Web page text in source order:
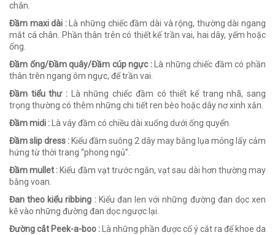
chân.
Đầm maxi dài :Là những chiếc đầm dài và rộng, thường dài ngang
mắt cá chân. Phần thân trên có thiết kế trần vai, hai dây, yếm hoặc
ống.
Đầm ống/Đầm quây/Đầm cúp ngực :Là những chiếc đầm có phần
thân trên ngang ôm ngực, để trần vai.
Đầm tiểu thư : Là những chiếc đầm có thiết kế trang nhã, sang
trọng thường có thêm những chi tiết ren bèo hoặc dây nơ xinh xắn.
Đầm midi : Là váy đầm có chiều dài xuống dưới ống quyển.
Đầm slip dress : Kiểu đầm suông 2 dây may bằng lụa mỏng lấy cảm
hứng từ thời trang “phong ngủ”.
Đầm mullet : Kiểu đầm vạt trước ngắn, vạt sau dài hơn thường may
bằng voan.
Đan theo kiểu ribbing :Kiểu đan len với những đường đan dọc xen
kẽ vào những đường đan dọc ngược lại.
Đường cắt Peek-a-boo : Là những phần được cố ý cắt ra để khoe da